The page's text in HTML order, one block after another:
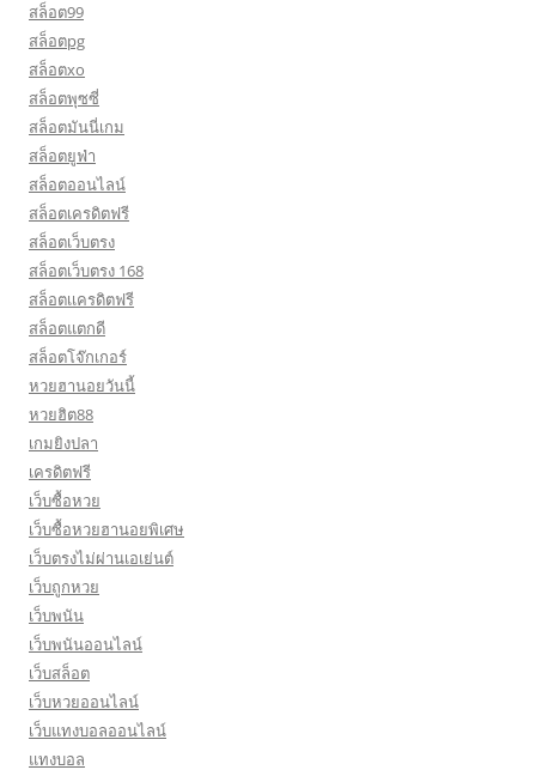
สล็อต99
สล็อตpg
สล็อตxo
สล็อตพุซซี่
สล็อตมันนี่เกม
สล็อตยูฟ่า
สล็อตออนไลน์
สล็อตเครดิตฟรี
สล็อตเว็บตรง
สล็อตเว็บตรง 168
สล็อตเเครดิตฟรี
สล็อตแตกดี
สล็อตโจ๊กเกอร์
หวยฮานอยวันนี้
หวยฮิต88
เกมยิงปลา
เครดิตฟรี
เว็บซื้อหวย
เว็บซื้อหวยฮานอยพิเศษ
เว็บตรงไม่ผ่านเอเย่นต์
เว็บถูกหวย
เว็บพนัน
เว็บพนันออนไลน์
เว็บสล็อต
เว็บหวยออนไลน์
เว็บแทงบอลออนไลน์
แทงบอล